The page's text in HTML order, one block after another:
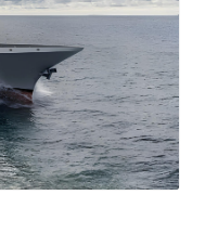
·소재금융테크·라이프